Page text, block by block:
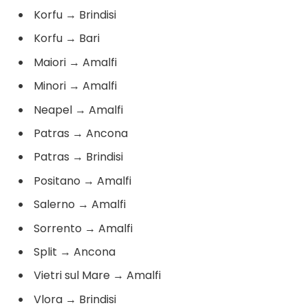
Korfu → Brindisi
Korfu → Bari
Maiori → Amalfi
Minori → Amalfi
Neapel → Amalfi
Patras → Ancona
Patras → Brindisi
Positano → Amalfi
Salerno → Amalfi
Sorrento → Amalfi
Split → Ancona
Vietri sul Mare → Amalfi
Vlora → Brindisi